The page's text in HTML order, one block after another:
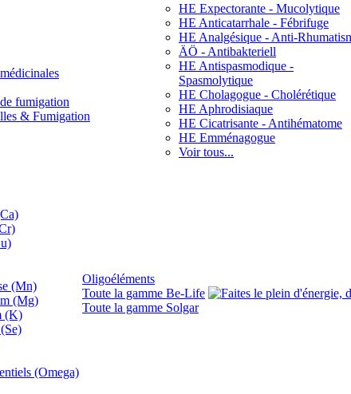
fumigation
& Fumigation
HE Expectorante - Mucolytique
HE Anticatarrhale - Fébrifuge
HE Analgésique - Anti-
ÄÖ - Antibakteriell
HE Antispasmodique -
Spasmolytique
HE Cholagogue - Cholérétique
HE Aphrodisiaque
HE Cicatrisante - Antihématome
HE Emménagogue
Voir tous...
(Mn)
(Mg)
(K)
(Omega)
Oligoéléments
Toute la gamme Be-Life
Toute la gamme Solgar